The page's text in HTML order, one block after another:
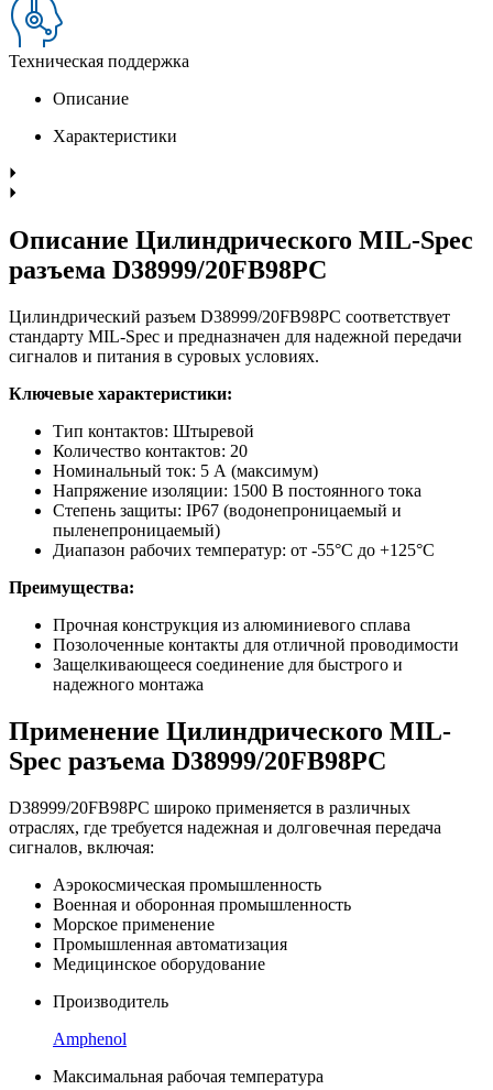
Техническая поддержка
Описание
Характеристики
Описание Цилиндрического MIL-Spec
разъема D38999/20FB98PC
Цилиндрический разъем D38999/20FB98PC соответствует
стандарту MIL-Spec и предназначен для надежной передачи
сигналов и питания в суровых условиях.
Ключевые характеристики:
Тип контактов: Штыревой
Количество контактов: 20
Номинальный ток: 5 А (максимум)
Напряжение изоляции: 1500 В постоянного тока
Степень защиты: IP67 (водонепроницаемый и
пыленепроницаемый)
Диапазон рабочих температур: от -55°C до +125°C
Преимущества:
Прочная конструкция из алюминиевого сплава
Позолоченные контакты для отличной проводимости
Защелкивающееся соединение для быстрого и
надежного монтажа
Применение Цилиндрического MIL-
Spec разъема D38999/20FB98PC
D38999/20FB98PC широко применяется в различных
отраслях, где требуется надежная и долговечная передача
сигналов, включая:
Аэрокосмическая промышленность
Военная и оборонная промышленность
Морское применение
Промышленная автоматизация
Медицинское оборудование
Производитель
Amphenol
Максимальная рабочая температура